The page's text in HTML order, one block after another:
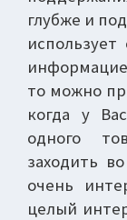
глубже и
то можно
когда у
одного
заходить
очень
целый